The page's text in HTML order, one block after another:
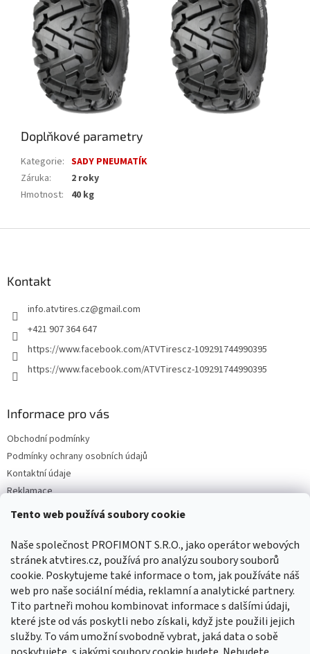
Tento web používá soubory cookie
Naše společnost PROFIMONT S.R.O., jako operátor webových
stránek atvtires.cz, používá pro analýzu soubory souborů
cookie. Poskytujeme také informace o tom, jak používáte náš
web pro naše sociální média, reklamní a analytické partnery.
Tito partneři mohou kombinovat informace s dalšími údaji,
které jste od vás poskytli nebo získali, když jste použili jejich
služby. To vám umožní svobodně vybrat, jaká data o sobě
Doplňkové parametry
Kategorie: SADY PNEUMATÍK
Záruka:
2 roky
Hmotnost: 40 kg
Kontakt
info.atvtires.cz@gmail.com
+421 907 364 647
https://www.facebook.com/ATVTirescz-109291744990395
https://www.facebook.com/ATVTirescz-109291744990395
Informace pro vás
Obchodní podmínky
Podmínky ochrany osobních údajů
Kontaktní údaje
Reklamace
Facebook